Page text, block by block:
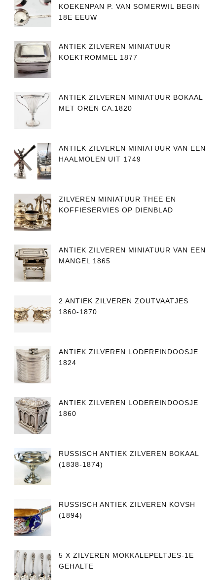
KOEKENPAN P. VAN SOMERWIL BEGIN
18E EEUW
ANTIEK ZILVEREN MINIATUUR
KOEKTROMMEL 1877
ANTIEK ZILVEREN MINIATUUR BOKAAL
MET OREN CA.1820
ANTIEK ZILVEREN MINIATUUR VAN EEN
HAALMOLEN UIT 1749
ZILVEREN MINIATUUR THEE EN
KOFFIESERVIES OP DIENBLAD
ANTIEK ZILVEREN MINIATUUR VAN EEN
MANGEL 1865
2 ANTIEK ZILVEREN ZOUTVAATJES
1860-1870
ANTIEK ZILVEREN LODEREINDOOSJE
1824
ANTIEK ZILVEREN LODEREINDOOSJE
1860
RUSSISCH ANTIEK ZILVEREN BOKAAL
(1838-1874)
RUSSISCH ANTIEK ZILVEREN KOVSH
(1894)
5 X ZILVEREN MOKKALEPELTJES-1E
GEHALTE